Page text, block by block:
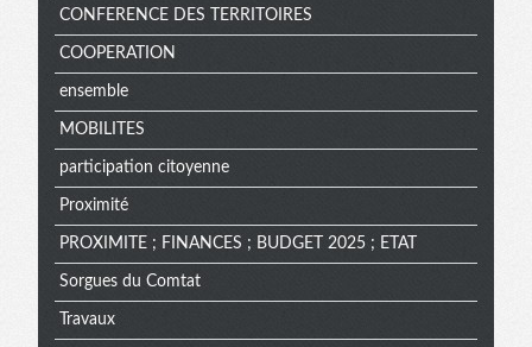
CONFERENCE DES TERRITOIRES
COOPERATION
ensemble
MOBILITES
participation citoyenne
Proximité
PROXIMITE ; FINANCES ; BUDGET 2025 ; ETAT
Sorgues du Comtat
Travaux